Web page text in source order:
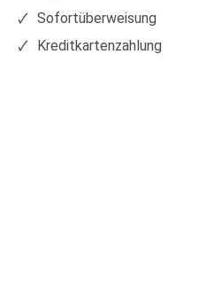
Sofortüberweisung
Kreditkartenzahlung